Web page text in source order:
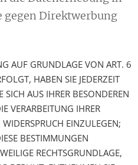
gegen Direktwerbung
AUF GRUNDLAGE VON ART. 6
HABEN SIE JEDERZEIT
AUS IHRER BESONDEREN
VERARBEITUNG IHRER
EINZULEGEN;
BESTIMMUNGEN
RECHTSGRUNDLAGE,